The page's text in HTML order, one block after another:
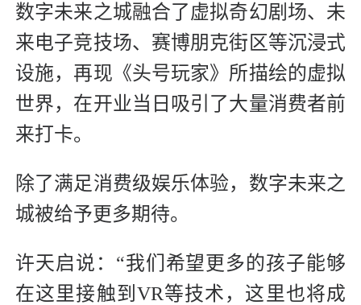
数字未来之城融合了虚拟奇幻剧场、未
来电子竞技场、赛博朋克街区等沉浸式
设施，再现《头号玩家》所描绘的虚拟
世界，在开业当日吸引了大量消费者前
来打卡。
除了满足消费级娱乐体验，数字未来之
城被给予更多期待。
许天启说：“我们希望更多的孩子能够
在这里接触到VR等技术，这里也将成